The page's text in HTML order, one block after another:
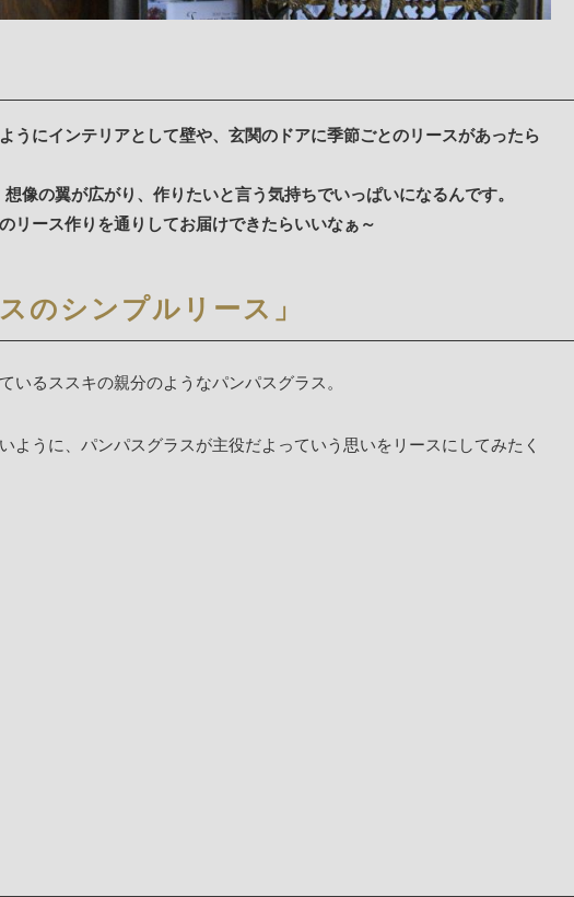
うにインテリアとして壁や、玄関のドアに季節ごとのリースがあったら
像の翼が広がり、作りたいと言う気持ちでいっぱいになるんです。
リース作りを通りしてお届けできたらいいなぁ～
のシンプルリース」
いるススキの親分のようなパンパスグラス。
ように、パンパスグラスが主役だよっていう思いをリースにしてみたく